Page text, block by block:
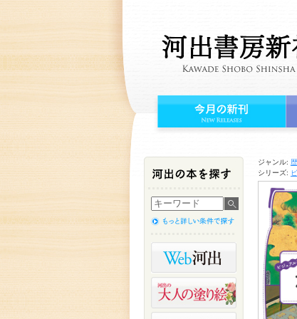
ジャンル:
シリーズ: